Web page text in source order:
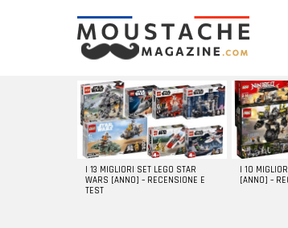
LATEST
STORIES
I 13 MIGLIORI SET LEGO STAR
WARS [ANNO] – RECENSIONE E
TEST
I 10
[ANNO] –